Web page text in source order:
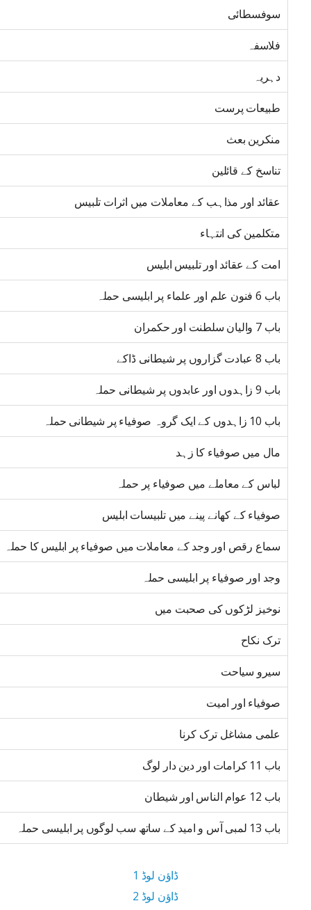
سوفسطائی
فلاسفہ
دہریہ
طبیعات پرست
منکرین بعث
تناسخ کے قائلین
عقائد اور مذاہب کے معاملات میں اثرات تلبیس
متکلمین کی انتہاء
امت کے عقائد اور تلبیس ابلیس
باب 6 فنون علم اور علماء پر ابلیسی حملہ
باب 7 والیان سلطنت اور حکمران
باب 8 عبادت گزاروں پر شیطانی ڈاکے
باب 9 زاہدوں اور عابدوں پر شیطانی حملہ
باب 10 زاہدوں کے ایک گروہ صوفیاء پر شیطانی حملہ
مال میں صوفیاء کا زہد
لباس کے معاملے میں صوفیاء پر حملہ
صوفیاء کے کھانے پینے میں تلبیسات ابلیس
سماع رقص اور وجد کے معاملات میں صوفیاء پر ابلیس کا حملہ
وجد اور صوفیاء پر ابلیسی حملہ
نوخیز لڑکوں کی صحبت میں
ترک نکاح
سیرو سیاحت
صوفیاء اور امیت
علمی مشاغل ترک کرنا
باب 11 کرامات اور دین دار لوگ
باب 12 عوام الناس اور شیطان
باب 13 لمبی آس و امید کے ساتھ سب لوگوں پر ابلیسی حملہ
ڈاؤن لوڈ 1
ڈاؤن لوڈ 2